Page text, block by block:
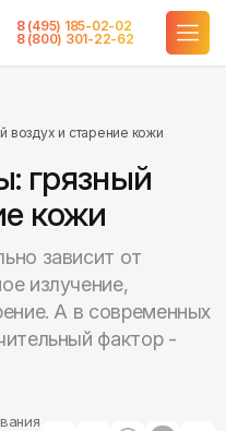
8 (495) 185-02-02
8 (800) 301-22-62
воздух и старение кожи
грязный
кожи
зависит от
излучение,
А в современных
фактор -